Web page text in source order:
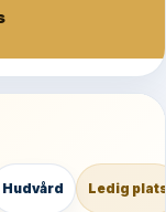
Hudvård Ledig